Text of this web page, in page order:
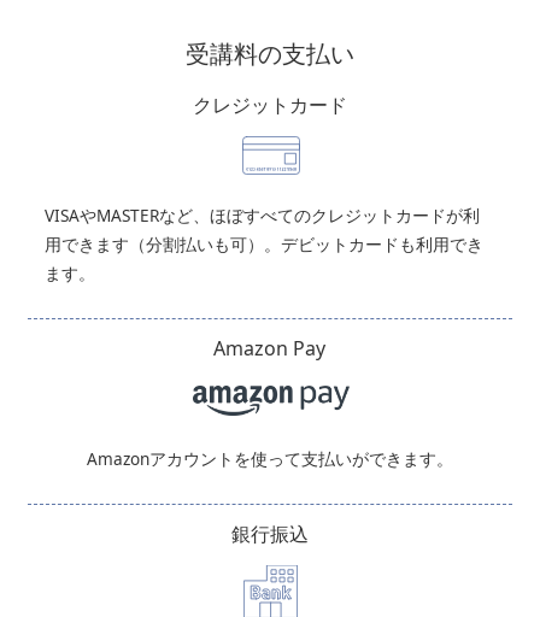
受講料の支払い
クレジットカード
VISAやMASTERなど、ほぼすべてのクレジットカードが利
用できます（分割払いも可）。デビットカードも利用でき
ます。
Amazon Pay
Amazonアカウントを使って支払いができます。
銀行振込